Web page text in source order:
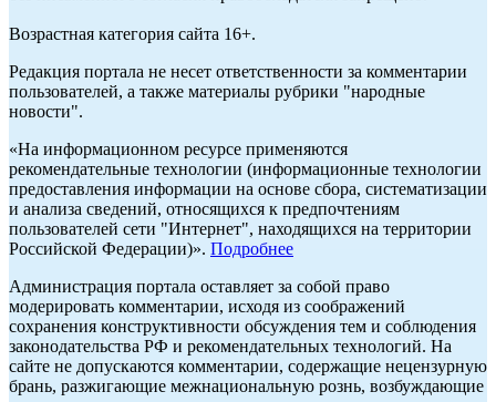
Возрастная категория сайта 16+.
Редакция портала не несет ответственности за комментарии
пользователей, а также материалы рубрики "народные
новости".
«На информационном ресурсе применяются
рекомендательные технологии (информационные технологии
предоставления информации на основе сбора, систематизации
и анализа сведений, относящихся к предпочтениям
пользователей сети "Интернет", находящихся на территории
Российской Федерации)». Подробнее
Администрация портала оставляет за собой право
модерировать комментарии, исходя из соображений
сохранения конструктивности обсуждения тем и соблюдения
законодательства РФ и рекомендательных технологий. На
сайте не допускаются комментарии, содержащие нецензурную
брань, разжигающие межнациональную рознь, возбуждающие